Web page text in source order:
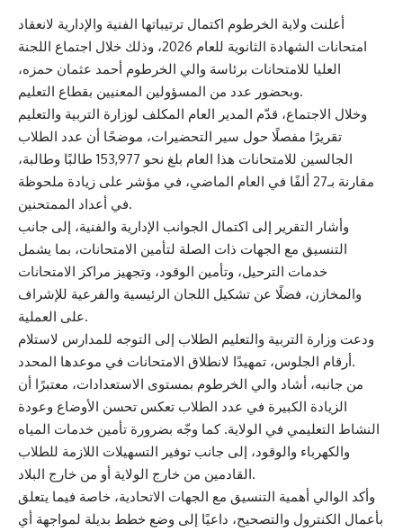
أعلنت ولاية الخرطوم اكتمال ترتيباتها الفنية والإدارية لانعقاد
امتحانات الشهادة الثانوية للعام 2026، وذلك خلال اجتماع اللجنة
العليا للامتحانات برئاسة والي الخرطوم أحمد عثمان حمزه،
وبحضور عدد من المسؤولين المعنيين بقطاع التعليم.
وخلال الاجتماع، قدّم المدير العام المكلف لوزارة التربية والتعليم
تقريرًا مفصلًا حول سير التحضيرات، موضحًا أن عدد الطلاب
الجالسين للامتحانات هذا العام بلغ نحو 153,977 طالبًا وطالبة،
مقارنة بـ27 ألفًا في العام الماضي، في مؤشر على زيادة ملحوظة
في أعداد الممتحنين.
وأشار التقرير إلى اكتمال الجوانب الإدارية والفنية، إلى جانب
التنسيق مع الجهات ذات الصلة لتأمين الامتحانات، بما يشمل
خدمات الترحيل، وتأمين الوقود، وتجهيز مراكز الامتحانات
والمخازن، فضلًا عن تشكيل اللجان الرئيسية والفرعية للإشراف
على العملية.
ودعت وزارة التربية والتعليم الطلاب إلى التوجه للمدارس لاستلام
أرقام الجلوس، تمهيدًا لانطلاق الامتحانات في موعدها المحدد.
من جانبه، أشاد والي الخرطوم بمستوى الاستعدادات، معتبرًا أن
الزيادة الكبيرة في عدد الطلاب تعكس تحسن الأوضاع وعودة
النشاط التعليمي في الولاية. كما وجّه بضرورة تأمين خدمات المياه
والكهرباء والوقود، إلى جانب توفير التسهيلات اللازمة للطلاب
القادمين من خارج الولاية أو من خارج البلاد.
وأكد الوالي أهمية التنسيق مع الجهات الاتحادية، خاصة فيما يتعلق
بأعمال الكنترول والتصحيح، داعيًا إلى وضع خطط بديلة لمواجهة أي